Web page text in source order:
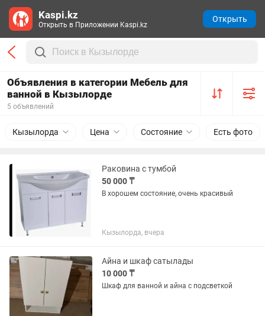
Объявления в категории Мебель для
ванной в Кызылорде
5 объявлений
Кызылорда Цена Состояние Есть фото
Раковина с тумбой
50 000 ₸
В хорошем состояние, очень красивый
Кызылорда, вчера
Айна и шкаф сатылады
10 000 ₸
Шкаф для ванной и айна с подсветкой
Kaspi.kz
Открыть в Приложении Kaspi.kz
Открыть